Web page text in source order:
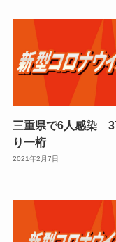
三重県で6人感染
り一桁
2021年2月7日